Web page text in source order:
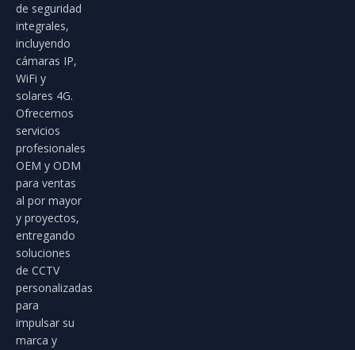
de seguridad
integrales,
incluyendo
cámaras IP,
WiFi y
solares 4G.
Ofrecemos
servicios
profesionales
OEM y ODM
para ventas
al por mayor
y proyectos,
entregando
soluciones
de CCTV
personalizadas
para
impulsar su
marca y